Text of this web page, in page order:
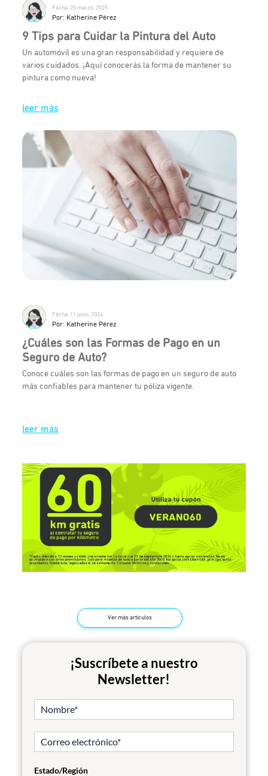
Fecha: 20 marzo, 2025
Por: Katherine Pérez
9 Tips para Cuidar la Pintura del Auto
Un automóvil es una gran responsabilidad y requiere de
varios cuidados. ¡Aquí conocerás la forma de mantener su
pintura como nueva!
leer más
Fecha: 11 junio, 2024
Por: Katherine Pérez
¿Cuáles son las Formas de Pago en un
Seguro de Auto?
Conoce cuáles son las formas de pago en un seguro de auto
más confiables para mantener tu póliza vigente.
leer más
Ver más artículos
¡Suscríbete a nuestro
Newsletter!
Estado/Región